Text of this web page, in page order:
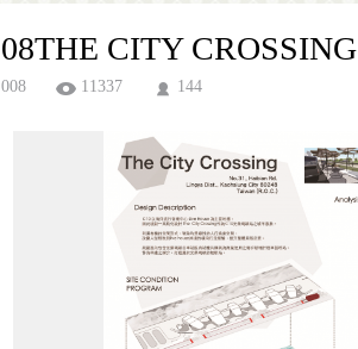
08THE CITY CROSSING
008 11337 144